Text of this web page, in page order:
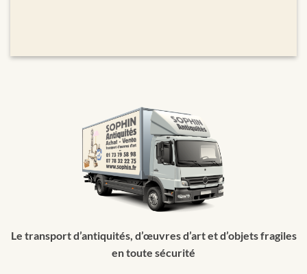
Le transport d’antiquités, d’œuvres d’art et d’objets fragiles
en toute sécurité